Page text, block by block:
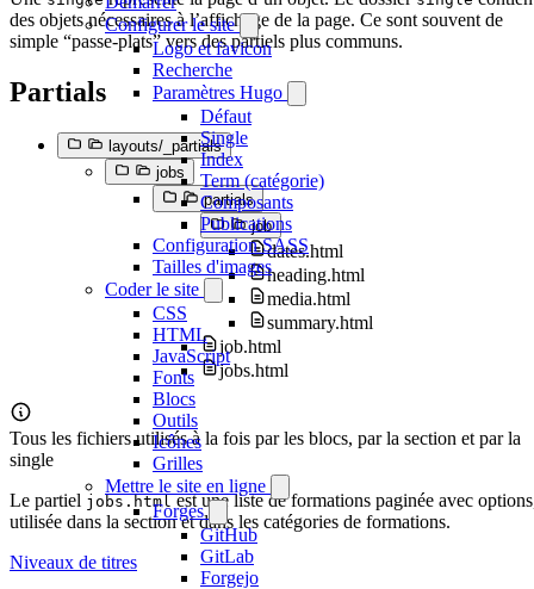
Configurer le site
Logo et favicon
Recherche
Paramètres Hugo
Défaut
Single
Index
Term (catégorie)
Composants
Publications
Configuration SASS
Tailles d'images
Coder le site
CSS
HTML
JavaScript
Fonts
Blocs
Outils
Icônes
Grilles
Mettre le site en ligne
Forges
GitHub
GitLab
Forgejo
des objets nécessaires à l’affichage de la page. Ce sont souvent de
simple “passe-plats” vers des partiels plus communs.
Partials
layouts/_partials
jobs
partials
job
dates.html
heading.html
media.html
summary.html
job.html
jobs.html
Tous les fichiers utilisés à la fois par les blocs, par la section et par la
single
Le partiel jobs.htmlest une liste de formations paginée avec
utilisée dans la section et dans les catégories de formations.
Niveaux de titres